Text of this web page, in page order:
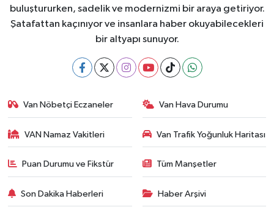
buluştururken, sadelik ve modernizmi bir araya getiriyor.
Şatafattan kaçınıyor ve insanlara haber okuyabilecekleri
bir altyapı sunuyor.
Van Nöbetçi Eczaneler Van Hava Durumu
VAN Namaz Vakitleri Van Trafik Yoğunluk Haritası
Puan Durumu ve Fikstür Tüm Manşetler
Son Dakika Haberleri Haber Arşivi